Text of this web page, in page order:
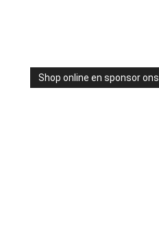
Shop online en sponsor ons